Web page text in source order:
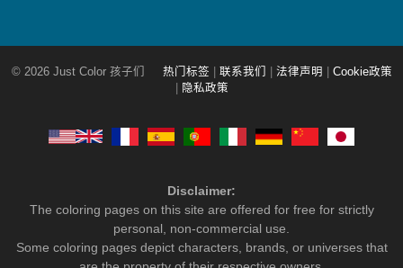
© 2026 Just Color 孩子们 热门标签 联系我们 法律声明
Cookie政策
隐私政策
Disclaimer:
The coloring pages on this site are offered for free for strictly
personal, non-commercial use.
Some coloring pages depict characters, brands, or universes that